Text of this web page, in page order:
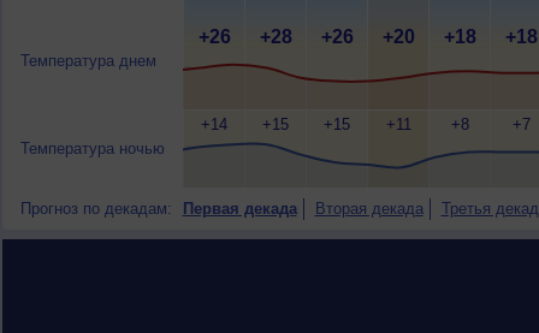
Температура днем
Температура ночью
+26
+14
+28
+15
+26
+15
+20
+11
+18
+8
+18
+7
Прогноз по декадам: Первая декада Вторая декада Третья